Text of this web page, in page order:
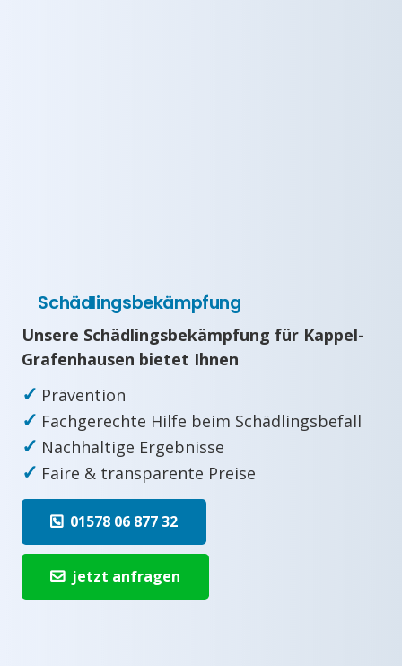
Schädlingsbekämpfung
Unsere Schädlingsbekämpfung für Kappel-
Grafenhausen bietet Ihnen
✓ Prävention
✓ Fachgerechte Hilfe beim Schädlingsbefall
✓ Nachhaltige Ergebnisse
✓ Faire & transparente Preise
01578 06 877 32
jetzt anfragen